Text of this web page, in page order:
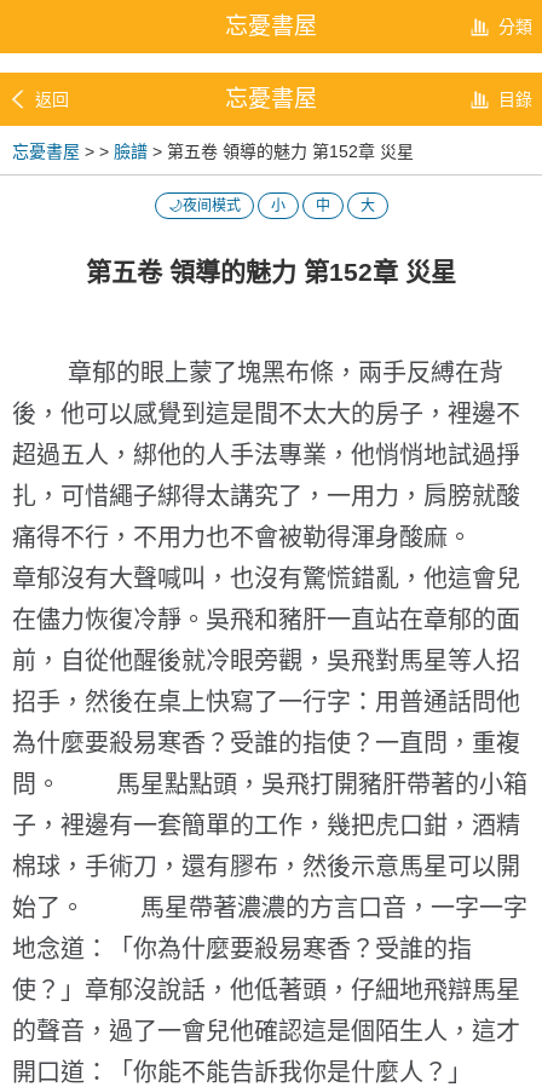
忘憂書屋 分類
返回 忘憂書屋 目錄
忘憂書屋 > > 臉譜 > 第五卷 領導的魅力 第152章 災星
🌙夜间模式 小 中 大
第五卷 領導的魅力 第152章 災星
章郁的眼上蒙了塊黑布條，兩手反縛在背
後，他可以感覺到這是間不太大的房子，裡邊不
超過五人，綁他的人手法專業，他悄悄地試過掙
扎，可惜繩子綁得太講究了，一用力，肩膀就酸
痛得不行，不用力也不會被勒得渾身酸麻。
章郁沒有大聲喊叫，也沒有驚慌錯亂，他這會兒
在儘力恢復冷靜。吳飛和豬肝一直站在章郁的面
前，自從他醒後就冷眼旁觀，吳飛對馬星等人招
招手，然後在桌上快寫了一行字：用普通話問他
為什麼要殺易寒香？受誰的指使？一直問，重複
問。 馬星點點頭，吳飛打開豬肝帶著的小箱
子，裡邊有一套簡單的工作，幾把虎口鉗，酒精
棉球，手術刀，還有膠布，然後示意馬星可以開
始了。 馬星帶著濃濃的方言口音，一字一字
地念道：「你為什麼要殺易寒香？受誰的指
使？」章郁沒說話，他低著頭，仔細地飛辯馬星
的聲音，過了一會兒他確認這是個陌生人，這才
開口道：「你能不能告訴我你是什麼人？」